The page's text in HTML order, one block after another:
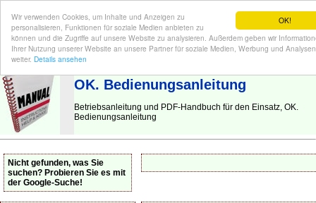
OK!
Wir verwenden Cookies, um Inhalte und Anzeigen zu
personalisieren, Funktionen für soziale Medien anbieten zu
können und die Zugriffe auf unsere Website zu analysieren. Außerdem geben wir
Ihrer Nutzung unserer Website an unsere Partner für soziale Medien, Werbung und Analysen
weiter. Details ansehen
BEDIENUNGSANLEITUNG | Hier finden Sie die deutsche Anleitung!
OK. Bedienungsanleitung
Betriebsanleitung und PDF-Handbuch für den Einsatz, OK.
Bedienungsanleitung
Nicht gefunden, was Sie
suchen? Probieren Sie es mit
der Google-Suche!